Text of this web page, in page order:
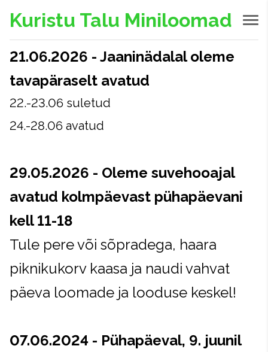
Kuristu Talu Miniloomad
21.06.2026 - Jaaninädalal oleme
tavapäraselt avatud
22.-23.06 suletud
24.-28.06 avatud
29.05.2026 - Oleme suvehooajal
avatud kolmpäevast pühapäevani
kell 11-18
Tule pere või sõpradega, haara
piknikukorv kaasa ja naudi vahvat
päeva loomade ja looduse keskel!
07.06.2024 - Pühapäeval, 9. juunil